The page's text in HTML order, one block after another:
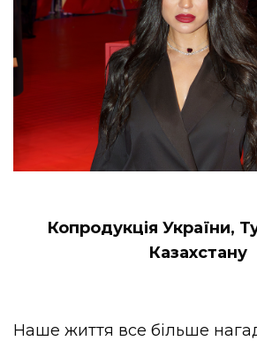
Копродукція України,
Казахстану
Наше життя все більше